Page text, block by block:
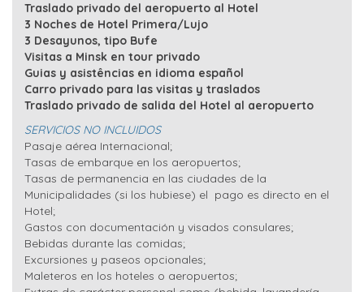
Traslado privado del aeropuerto al Hotel
3 Noches de Hotel Primera/Lujo
3 Desayunos, tipo Bufe
Visitas a Minsk en tour privado
Guias y asistências en idioma español
Carro privado para las visitas y traslados
Traslado privado de salida del Hotel al aeropuerto
SERVICIOS NO INCLUIDOS
Pasaje aérea Internacional;
Tasas de embarque en los aeropuertos;
Tasas de permanencia en las ciudades de la
Municipalidades (si los hubiese) el pago es directo en el
Hotel;
Gastos con documentación y visados consulares;
Bebidas durante las comidas;
Excursiones y paseos opcionales;
Maleteros en los hoteles o aeropuertos;